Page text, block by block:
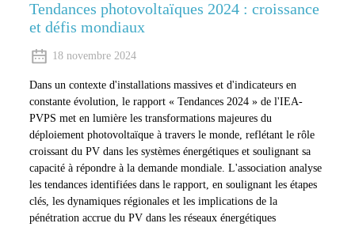
Tendances photovoltaïques 2024 : croissance
et défis mondiaux
18 novembre 2024
Dans un contexte d'installations massives et d'indicateurs en
constante évolution, le rapport « Tendances 2024 » de l'IEA-
PVPS met en lumière les transformations majeures du
déploiement photovoltaïque à travers le monde, reflétant le rôle
croissant du PV dans les systèmes énergétiques et soulignant sa
capacité à répondre à la demande mondiale. L'association analyse
les tendances identifiées dans le rapport, en soulignant les étapes
clés, les dynamiques régionales et les implications de la
pénétration accrue du PV dans les réseaux énergétiques